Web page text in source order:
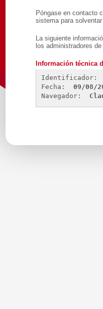
Póngase en contacto
sistema para solventar
La siguiente
los administradores
Información técnica
Identificador:
Fecha:
09/08/
Navegador: